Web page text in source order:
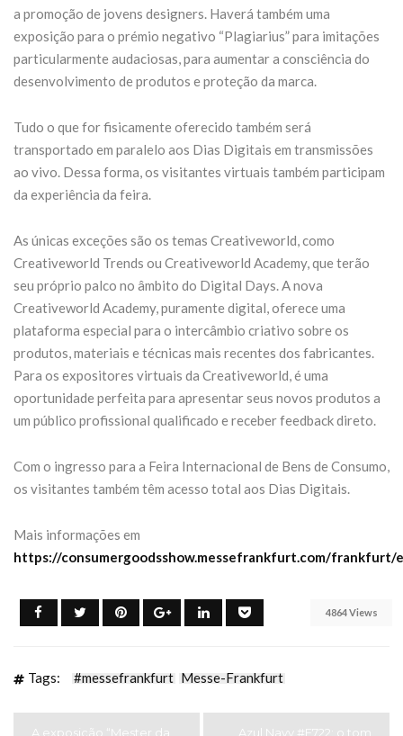
a promoção de jovens designers. Haverá também uma
exposição para o prémio negativo “Plagiarius” para imitações
particularmente audaciosas, para aumentar a consciência do
desenvolvimento de produtos e proteção da marca.
Tudo o que for fisicamente oferecido também será
transportado em paralelo aos Dias Digitais em transmissões
ao vivo. Dessa forma, os visitantes virtuais também participam
da experiência da feira.
As únicas exceções são os temas Creativeworld, como
Creativeworld Trends ou Creativeworld Academy, que terão
seu próprio palco no âmbito do Digital Days. A nova
Creativeworld Academy, puramente digital, oferece uma
plataforma especial para o intercâmbio criativo sobre os
produtos, materiais e técnicas mais recentes dos fabricantes.
Para os expositores virtuais da Creativeworld, é uma
oportunidade perfeita para apresentar seus novos produtos a
um público profissional qualificado e receber feedback direto.
Com o ingresso para a Feira Internacional de Bens de Consumo,
os visitantes também têm acesso total aos Dias Digitais.
Mais informações em
https://consumergoodsshow.messefrankfurt.com/frankfurt/
4864 Views
Tags: #messefrankfurt Messe-Frankfurt
A exposição “Mester da
Azul Navy #E722: o tom